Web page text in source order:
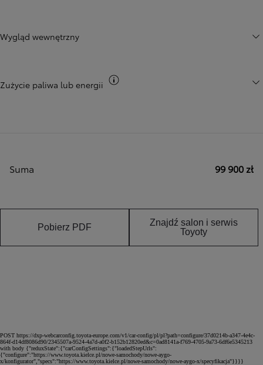
Wygląd wewnętrzny
Zużycie paliwa lub energii
Suma 99 900 zł
Pobierz PDF
Znajdź salon i serwis
Toyoty
POST https://dxp-webcarconfig.toyota-europe.com/v1/car-config/pl/pl?path=configure/37d0214b-a347-4e4c-
864f-d14df8086d90/2345507a-9524-4a7d-a0f2-b152b12820ed&c=0ad8141a-f769-4705-9a73-6df6e5345213
with body {"reduxState":{"carConfigSettings":{"loadedStepUrls":
{"configure":"https://www.toyota.kielce.pl/nowe-samochody/nowe-aygo-
x/konfigurator","specs":"https://www.toyota.kielce.pl/nowe-samochody/nowe-aygo-x/specyfikacja"}}}}